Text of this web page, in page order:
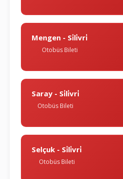
Mengen - Si̇li̇vri̇
Otobüs Bileti
Saray - Si̇li̇vri̇
Otobüs Bileti
Selçuk - Si̇li̇vri̇
Otobüs Bileti